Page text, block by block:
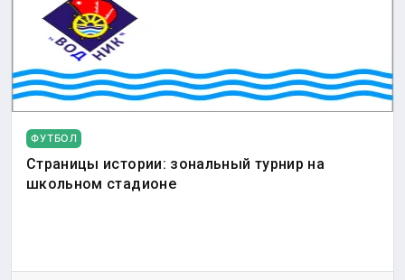
ФУТБОЛ
Страницы истории: зональный турнир на
школьном стадионе